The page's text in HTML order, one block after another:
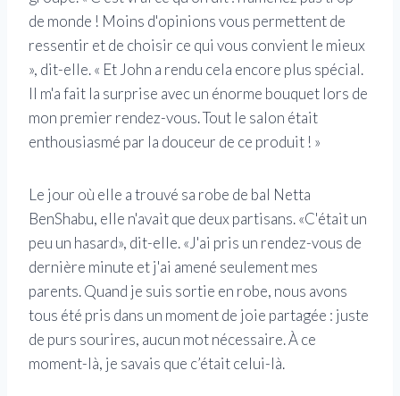
de monde ! Moins d'opinions vous permettent de
ressentir et de choisir ce qui vous convient le mieux
», dit-elle. « Et John a rendu cela encore plus spécial.
Il m'a fait la surprise avec un énorme bouquet lors de
mon premier rendez-vous. Tout le salon était
enthousiasmé par la douceur de ce produit ! »
Le jour où elle a trouvé sa robe de bal Netta
BenShabu, elle n'avait que deux partisans. «C'était un
peu un hasard», dit-elle. «J'ai pris un rendez-vous de
dernière minute et j'ai amené seulement mes
parents. Quand je suis sortie en robe, nous avons
tous été pris dans un moment de joie partagée : juste
de purs sourires, aucun mot nécessaire. À ce
moment-là, je savais que c’était celui-là.